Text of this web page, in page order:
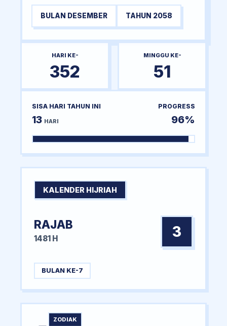
BULAN DESEMBER TAHUN 2058
HARI KE-
352
MINGGU KE-
51
SISA HARI TAHUN INI
13 HARI
PROGRESS
96%
KALENDER HIJRIAH
RAJAB
1481 H 3
BULAN KE-7
ZODIAK